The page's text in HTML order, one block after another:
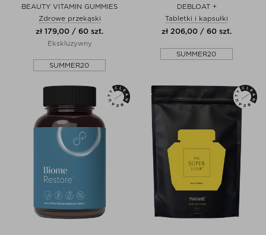
BEAUTY VITAMIN GUMMIES
Zdrowe przekąski
zł 179,00 / 60 szt.
Ekskluzywny
SUMMER20
DEBLOAT +
Tabletki i kapsułki
zł 206,00 / 60 szt.
SUMMER20